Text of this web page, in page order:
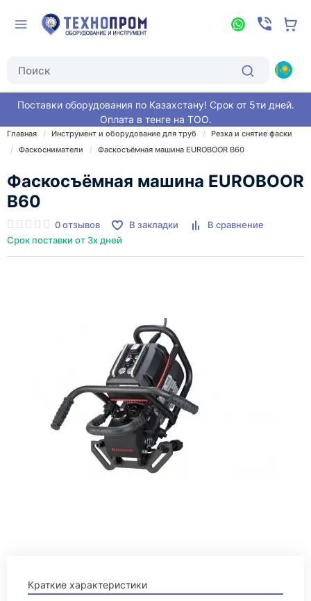
Поставки оборудования по Казахстану! Срок от 5ти дней.
Оплата в тенге на ТОО.
Главная Инструмент и оборудование для труб
Резка и снятие фаски
Фаскосниматели
Фаскосъёмная машина EUROBOOR B60
Фаскосъёмная машина EUROBOOR
B60
0 отзывов В закладки
В сравнение
Срок поставки от 3х дней
Краткие характеристики